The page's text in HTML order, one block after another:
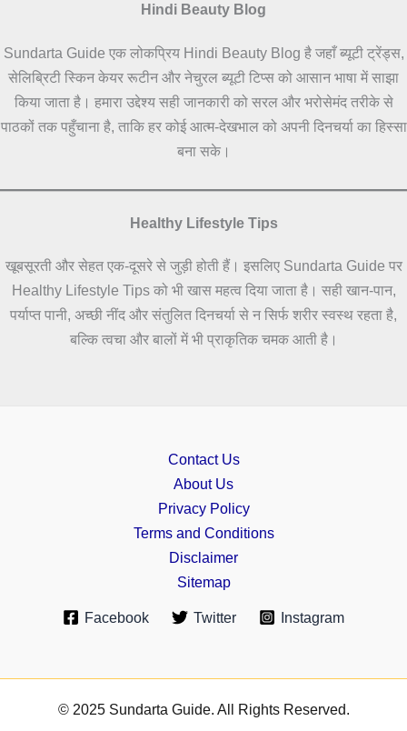
Hindi Beauty Blog
Sundarta Guide एक लोकप्रिय Hindi Beauty Blog है जहाँ ब्यूटी ट्रेंड्स,
सेलिब्रिटी स्किन केयर रूटीन और नेचुरल ब्यूटी टिप्स को आसान भाषा में साझा
किया जाता है। हमारा उद्देश्य सही जानकारी को सरल और भरोसेमंद तरीके से
पाठकों तक पहुँचाना है, ताकि हर कोई आत्म-देखभाल को अपनी दिनचर्या का हिस्सा
बना सके।
Healthy Lifestyle Tips
खूबसूरती और सेहत एक-दूसरे से जुड़ी होती हैं। इसलिए Sundarta Guide पर
Healthy Lifestyle Tips को भी खास महत्व दिया जाता है। सही खान-पान,
पर्याप्त पानी, अच्छी नींद और संतुलित दिनचर्या से न सिर्फ शरीर स्वस्थ रहता है,
बल्कि त्वचा और बालों में भी प्राकृतिक चमक आती है।
Contact Us
About Us
Privacy Policy
Terms and Conditions
Disclaimer
Sitemap
Facebook Twitter Instagram
© 2025 Sundarta Guide. All Rights Reserved.